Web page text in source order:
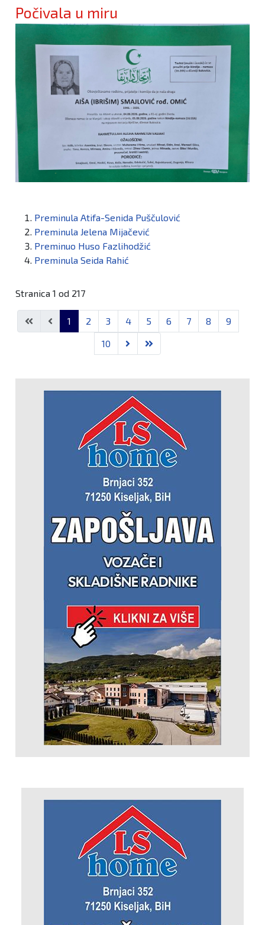
Počivala u miru
Preminula Atifa-Senida Puščulović
Preminula Jelena Mijačević
Preminuo Huso Fazlihodžić
Preminula Seida Rahić
Stranica 1 od 217
1 2 3 4 5 6 7 8
9
10